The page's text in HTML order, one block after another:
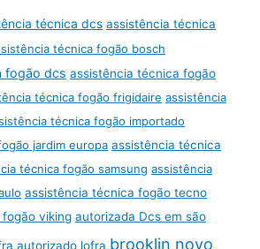
técnica dcs assistência técnica
técnica fogão bosch
fogão dcs assistência técnica fogão
técnica fogão frigidaire assistência
técnica fogão importado
jardim europa assistência técnica
técnica fogão samsung assistência
assistência técnica fogão tecno
viking autorizada Dcs em são
autorizado lofra brooklin novo